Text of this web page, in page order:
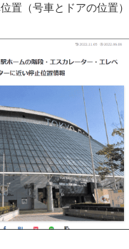
置（号車とドアの位置）